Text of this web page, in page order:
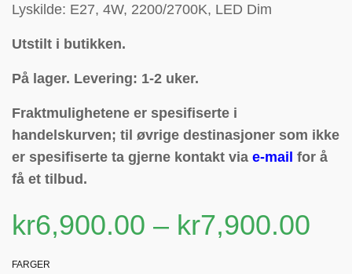
Lyskilde: E27, 4W, 2200/2700K, LED Dim
Utstilt i butikken.
På lager. Levering: 1-2 uker.
Fraktmulighetene er spesifiserte i
handelskurven; til øvrige destinasjoner som ikke
er spesifiserte ta gjerne kontakt via e-mail for å
få et tilbud.
kr6,900.00 – kr7,900.00
FARGER